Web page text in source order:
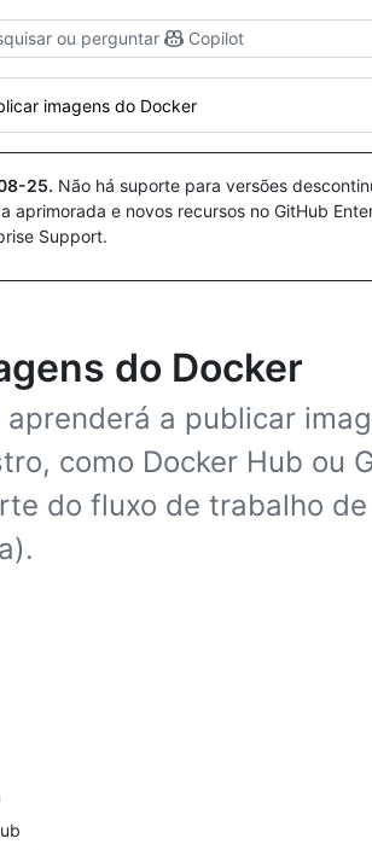
ou perguntar Copilot
imagens do Docker
25. Não há suporte para versões
e novos recursos no GitHub
Support.
do Docker
a publicar
como Docker Hub ou
do fluxo de trabalho de